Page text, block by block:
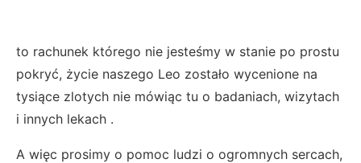
to rachunek którego nie jesteśmy w stanie po prostu
pokryć, życie naszego Leo zostało wycenione na
tysiące zlotych nie mówiąc tu o badaniach, wizytach
i innych lekach .
A więc prosimy o pomoc ludzi o ogromnych sercach,